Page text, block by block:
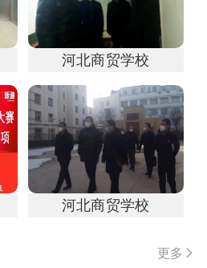
河北商贸学校
河北商贸学校
更多 